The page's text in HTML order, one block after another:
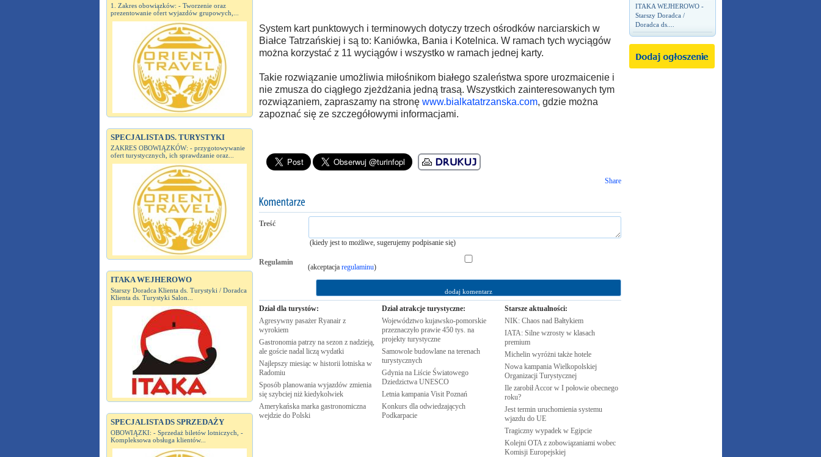
1. Zakres obowiązków: - Tworzenie oraz
prezentowanie ofert wyjazdów grupowych,...
SPECJALISTA DS. TURYSTYKI
ZAKRES OBOWIĄZKÓW: - przygotowywanie
ofert turystycznych, ich sprawdzanie oraz...
ITAKA WEJHEROWO
Starszy Doradca Klienta ds. Turystyki / Doradca
Klienta ds. Turystyki Salon...
SPECJALISTA DS SPRZEDAŻY
OBOWIĄZKI: - Sprzedaż biletów lotniczych, -
Kompleksowa obsługa klientów...
ITAKA WEJHEROWO -
Starszy Doradca /
Doradca ds....
System kart punktowych i terminowych dotyczy trzech ośrodków narciarskich w
Białce Tatrzańskiej i są to: Kaniówka, Bania i Kotelnica. W ramach tych wyciągów
można korzystać z 11 wyciągów i wszystko w ramach jednej karty.
Takie rozwiązanie umożliwia miłośnikom białego szaleństwa spore urozmaicenie i
nie zmusza do ciągłego zjeżdżania jedną trasą. Wszystkich zainteresowanych tym
rozwiązaniem, zapraszamy na stronę www.bialkatatrzanska.com, gdzie można
zapoznać się ze szczegółowymi informacjami.
Share
Treść
(kiedy jest to możliwe, sugerujemy podpisanie się)
Regulamin
(akceptacja regulaminu)
Dział dla turystów:
Agresywny pasażer Ryanair z
wyrokiem
Gastronomia patrzy na sezon z nadzieją,
ale goście nadal liczą wydatki
Najlepszy miesiąc w historii lotniska w
Radomiu
Sposób planowania wyjazdów zmienia
się szybciej niż kiedykolwiek
Amerykańska marka gastronomiczna
wejdzie do Polski
Dział atrakcje turystyczne:
Województwo kujawsko-pomorskie
przeznaczyło prawie 450 tys. na
projekty turystyczne
Samowole budowlane na terenach
turystycznych
Gdynia na Liście Światowego
Dziedzictwa UNESCO
Letnia kampania Visit Poznań
Konkurs dla odwiedzających
Podkarpacie
Starsze aktualności:
NIK: Chaos nad Bałtykiem
IATA: Silne wzrosty w klasach
premium
Michelin wyróżni także hotele
Nowa kampania Wielkopolskiej
Organizacji Turystycznej
Ile zarobił Accor w I połowie obecnego
roku?
Jest termin uruchomienia systemu
wjazdu do UE
Tragiczny wypadek w Egipcie
Kolejni OTA z zobowiązaniami wobec
Komisji Europejskiej